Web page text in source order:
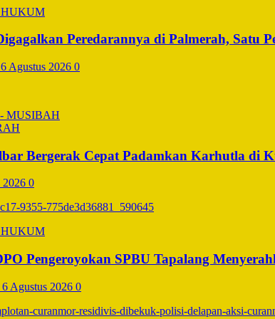
Peredarannya di Palmerah, Satu
6 Agustus 2026 0
MUSIBAH
Bergerak Cepat Padamkan Karhutla di
2026 0
Pengeroyokan SPBU Tapalang
6 Agustus 2026 0